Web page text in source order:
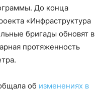
До конца
«Инфраструктура
бригады обновят в
протяженность
об изменениях в